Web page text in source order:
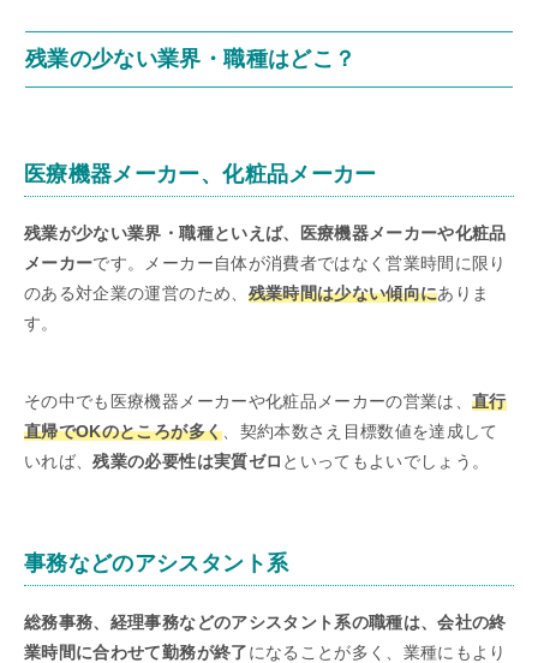
残業の少ない業界・職種はどこ？
医療機器メーカー、化粧品メーカー
残業が少ない業界・職種といえば、医療機器メーカーや化粧品
メーカーです。メーカー自体が消費者ではなく営業時間に限り
のある対企業の運営のため、 残業時間は少ない傾向にありま
す。
その中でも医療機器メーカーや化粧品メーカーの営業は、直行
直帰でOKのところが多く 、契約本数さえ目標数値を達成して
いれば、残業の必要性は実質ゼロ といってもよいでしょう。
事務などのアシスタント系
総務事務、経理事務などのアシスタント系の職種は、会社の終
業時間に合わせて勤務が終了になることが多く、業種にもより